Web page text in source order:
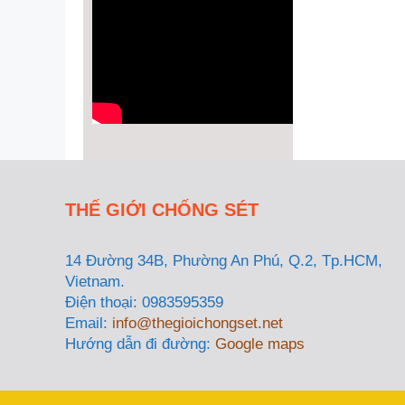
THẾ GIỚI CHỐNG SÉT
14 Đường 34B, Phường An Phú, Q.2, Tp.HCM,
Vietnam.
Điện thoại: 0983595359
Email: info@thegioichongset.net
Hướng dẫn đi đường: Google maps